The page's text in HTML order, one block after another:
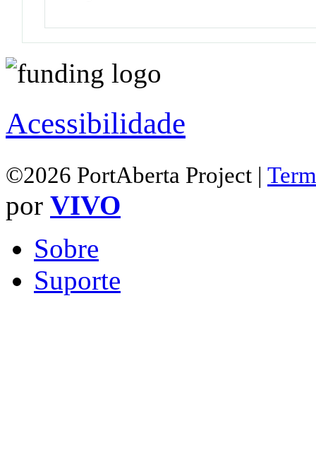
Acessibilidade
©2026 PortAberta Project |
por VIVO
Sobre
Suporte